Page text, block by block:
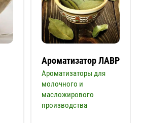
Ароматизатор ЛАВР
Ароматизаторы для
молочного и
масложирового
производства